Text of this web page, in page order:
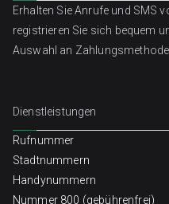
Erhalten Sie Anrufe und SMS
registrieren Sie sich bequem
Auswahl an
Dienstleistungen
Rufnummer
Stadtnummern
Handynummern
Nummer 800 (gebührenfrei)